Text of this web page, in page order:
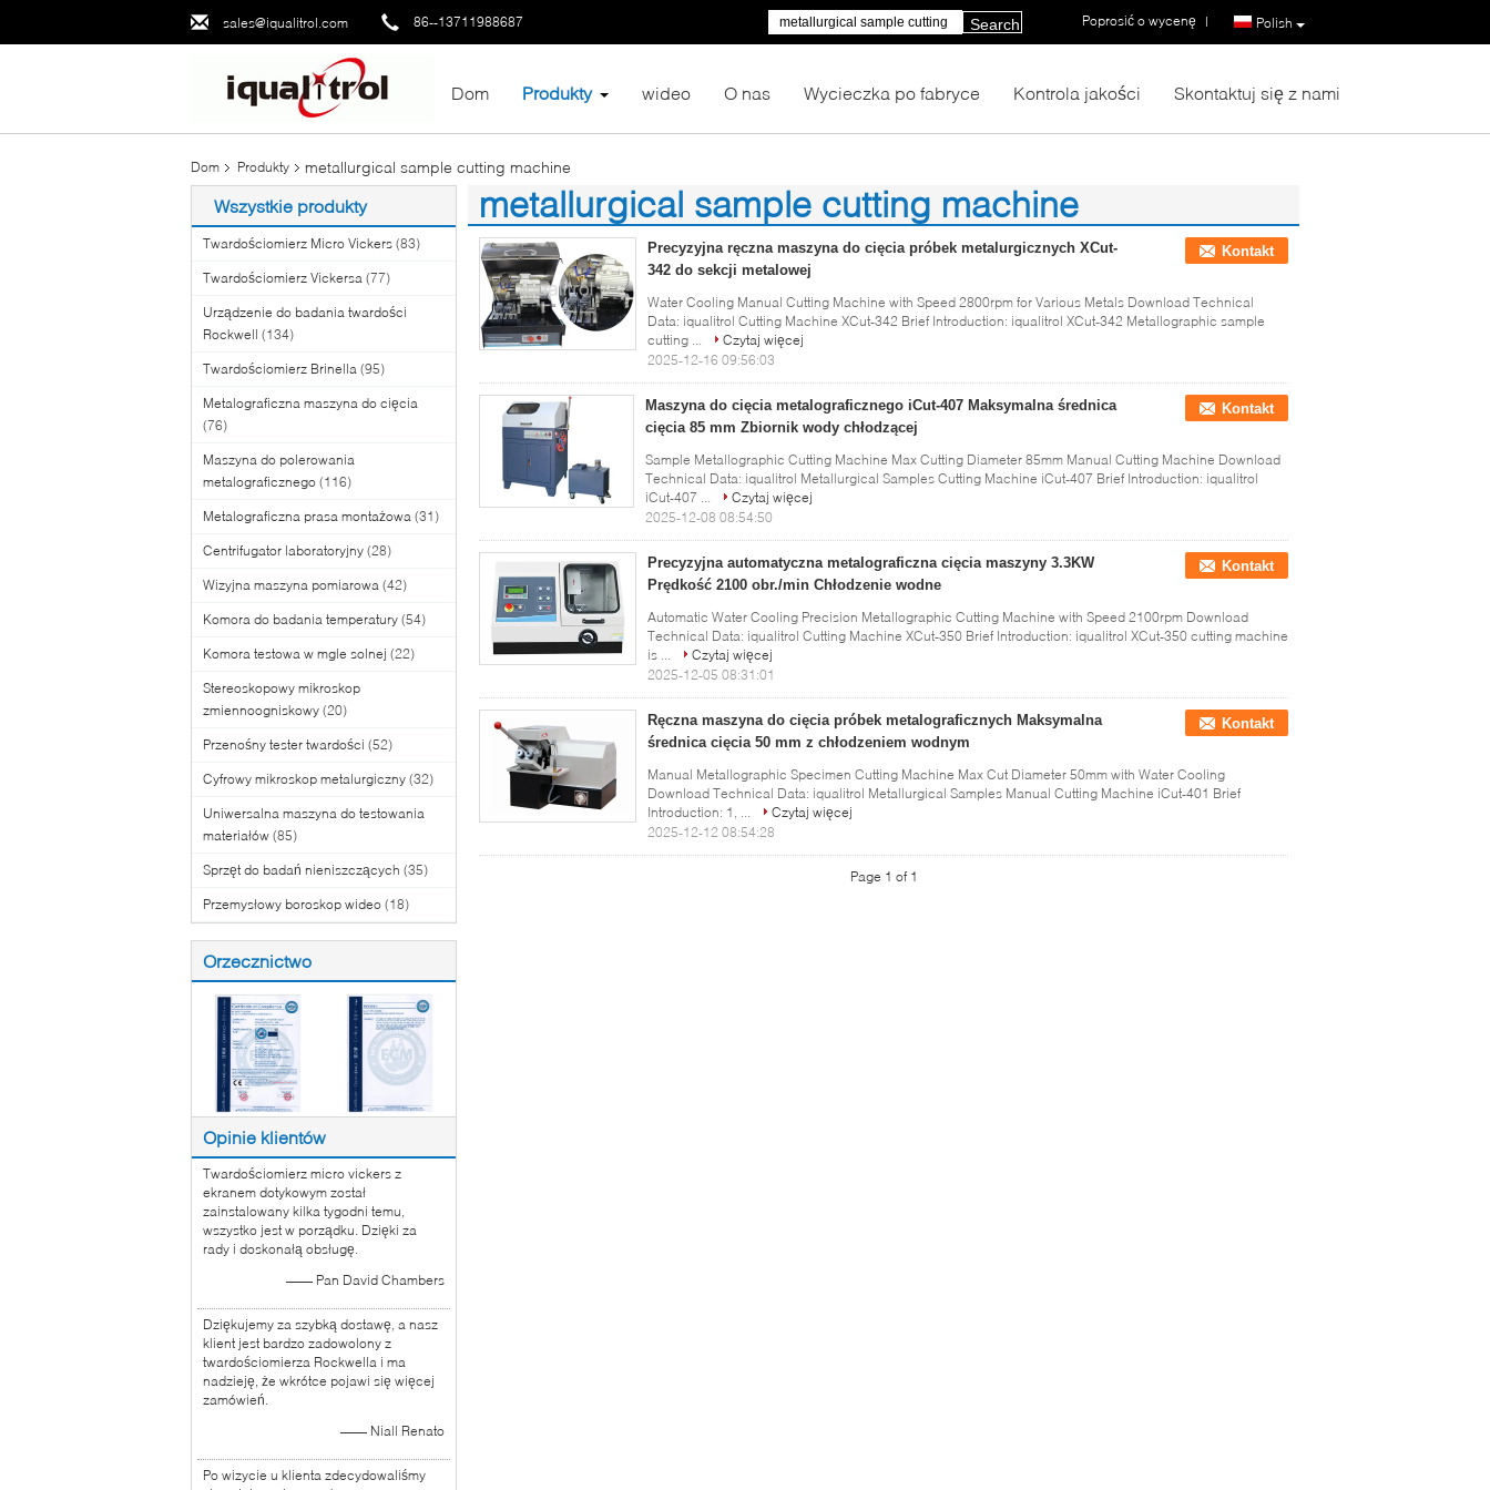
sales@iqualitrol.com 86--13711988687 Polish
Poprosić o wycenę |
Search
Dom Produkty wideo O nas Wycieczka po fabryce Kontrola jakości Skontaktuj się z nami
Dom Produkty metallurgical sample cutting machine
Wszystkie produkty
Twardościomierz Micro Vickers (83)
Twardościomierz Vickersa (77)
Urządzenie do badania twardości
Rockwell (134)
Twardościomierz Brinella (95)
Metalograficzna maszyna do cięcia
(76)
Maszyna do polerowania
metalograficznego (116)
Metalograficzna prasa montażowa (31)
Centrifugator laboratoryjny (28)
Wizyjna maszyna pomiarowa (42)
Komora do badania temperatury (54)
Komora testowa w mgle solnej (22)
Stereoskopowy mikroskop
zmiennoogniskowy (20)
Przenośny tester twardości (52)
Cyfrowy mikroskop metalurgiczny (32)
Uniwersalna maszyna do testowania
materiałów (85)
Sprzęt do badań nieniszczących (35)
Przemysłowy boroskop wideo (18)
Orzecznictwo
Opinie klientów
Twardościomierz micro vickers z
ekranem dotykowym został
zainstalowany kilka tygodni temu,
wszystko jest w porządku. Dzięki za
rady i doskonałą obsługę.
—— Pan David Chambers
Dziękujemy za szybką dostawę, a nasz
klient jest bardzo zadowolony z
twardościomierza Rockwella i ma
nadzieję, że wkrótce pojawi się więcej
zamówień.
—— Niall Renato
Po wizycie u klienta zdecydowaliśmy
metallurgical sample cutting machine
(4)
Precyzyjna ręczna maszyna do cięcia próbek metalurgicznych XCut-
342 do sekcji metalowej
Kontakt
Water Cooling Manual Cutting Machine with Speed 2800rpm for Various Metals Download Technical
Data: iqualitrol Cutting Machine XCut-342 Brief Introduction: iqualitrol XCut-342 Metallographic sample
cutting ...
Czytaj więcej
2025-12-16 09:56:03
Maszyna do cięcia metalograficznego iCut-407 Maksymalna średnica
cięcia 85 mm Zbiornik wody chłodzącej
Kontakt
Sample Metallographic Cutting Machine Max Cutting Diameter 85mm Manual Cutting Machine Download
Technical Data: iqualitrol Metallurgical Samples Cutting Machine iCut-407 Brief Introduction: iqualitrol
iCut-407 ...
Czytaj więcej
2025-12-08 08:54:50
Precyzyjna automatyczna metalograficzna cięcia maszyny 3.3KW
Prędkość 2100 obr./min Chłodzenie wodne
Kontakt
Automatic Water Cooling Precision Metallographic Cutting Machine with Speed 2100rpm Download
Technical Data: iqualitrol Cutting Machine XCut-350 Brief Introduction: iqualitrol XCut-350 cutting machine
is ...
Czytaj więcej
2025-12-05 08:31:01
Ręczna maszyna do cięcia próbek metalograficznych Maksymalna
średnica cięcia 50 mm z chłodzeniem wodnym
Kontakt
Manual Metallographic Specimen Cutting Machine Max Cut Diameter 50mm with Water Cooling
Download Technical Data: iqualitrol Metallurgical Samples Manual Cutting Machine iCut-401 Brief
Introduction: 1, ...
Czytaj więcej
2025-12-12 08:54:28
Page 1 of 1